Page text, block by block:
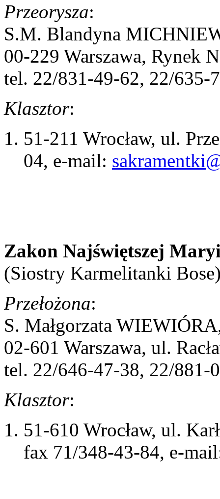
Przeorysza:
S.M. Blandyna
00-229 Warszawa, Rynek
tel. 22/831-49-62, 22/635-
Klasztor:
51-211 Wrocław, ul.
04, e-mail:
Zakon Najświętszej
(Siostry Karmelitanki
Przełożona:
S. Małgorzata
02-601 Warszawa, ul.
tel. 22/646-47-38, 22/881-
Klasztor:
51-610 Wrocław, ul.
fax 71/348-43-84, e-